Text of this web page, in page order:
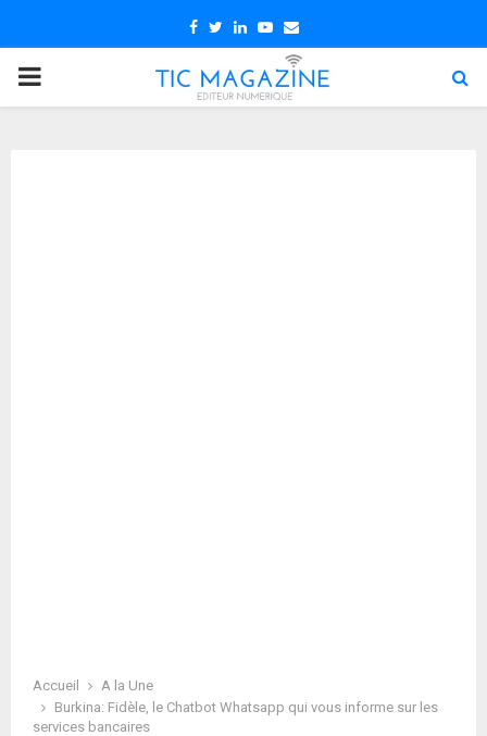
Facebook
TwitterLinkedin
Youtube
Email
PRIMARY
Accueil
A la Une
Burkina: Fidèle, le Chatbot Whatsapp qui vous informe sur les
services bancaires